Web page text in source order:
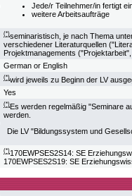
Jede/r Teilnehmer/in fertigt
weitere Arbeitsaufträge
(*)seminaristisch, je nach Thema
verschiedener Literaturquellen
Projektmanagements
German or English
(*)wird jeweils zu Beginn der LV
Yes
(*)Es werden regelmäßig "Seminare
werden.
Die LV "Bildungssystem und
(*)170EWPSES2S14: SE
170EWPSES2S19: SE